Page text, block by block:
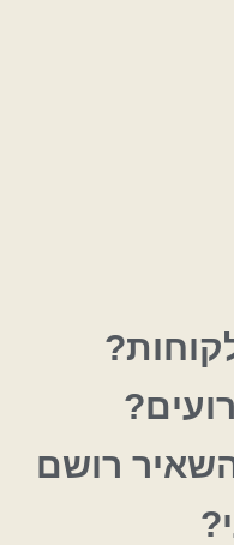
קוחות?
רועים?
שאיר רושם
י?